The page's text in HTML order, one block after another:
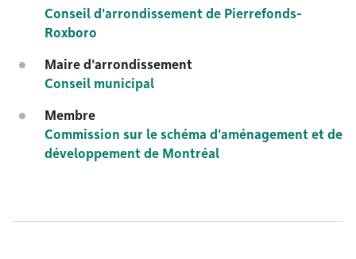
Conseil d'arrondissement de Pierrefonds-
Roxboro
Maire d'arrondissement
Conseil municipal
Membre
Commission sur le schéma d'aménagement et de
développement de Montréal